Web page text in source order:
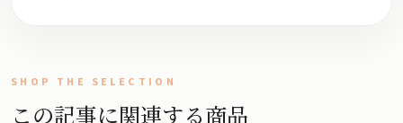
SHOP THE SELECTION
この記事に関連する商品